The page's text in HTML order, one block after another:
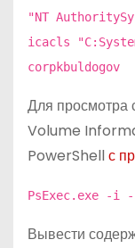
"NT
icacls
corpkbuldogov
Для просмотра
Volume
PowerShellс
PsExec.exe -i
Вывести